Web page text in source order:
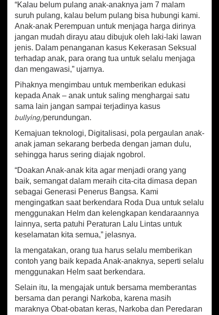
m
a
s
D
a
a
m
P
e
g
a
j
a
n
R
t
i
n
B
u
l
n
a
n
u
s
l
“Kalau belum pulang anak-anaknya jam 7 malam
suruh pulang, kalau belum pulang bisa hubungi kami.
Anak-anak Perempuan untuk menjaga harga dirinya
jangan mudah dirayu atau dibujuk oleh laki-laki lawan
jenis. Dalam penanganan kasus Kekerasan Seksual
terhadap anak, para orang tua untuk selalu menjaga
dan mengawasi,” ujarnya.
Pihaknya mengimbau untuk memberikan edukasi
kepada Anak – anak untuk saling menghargai satu
sama lain jangan sampai terjadinya kasus
bullying/perundungan.
Kemajuan teknologi, Digitalisasi, pola pergaulan anak-
anak jaman sekarang berbeda dengan jaman dulu,
sehingga harus sering diajak ngobrol.
“Doakan Anak-anak kita agar menjadi orang yang
baik, semangat dalam meraih cita-cita dimasa depan
sebagai Generasi Penerus Bangsa. Kami
mengingatkan saat berkendara Roda Dua untuk selalu
menggunakan Helm dan kelengkapan kendaraannya
lainnya, serta patuhi Peraturan Lalu Lintas untuk
keselamatan kita semua,” jelasnya.
Ia mengatakan, orang tua harus selalu memberikan
contoh yang baik kepada Anak-anaknya, seperti selalu
menggunakan Helm saat berkendara.
Selain itu, Ia mengajak untuk bersama memberantas
bersama dan perangi Narkoba, karena masih
maraknya Obat-obatan keras, Narkoba dan Peredaran